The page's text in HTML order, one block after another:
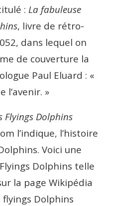
: La fabuleuse
, livre de rétro-
dans lequel on
de couverture la
Paul Eluard : «
l’avenir. »
Flyings Dolphins
l’indique, l’histoire
Voici une
Dolphins telle
la page Wikipédia
flyings Dolphins